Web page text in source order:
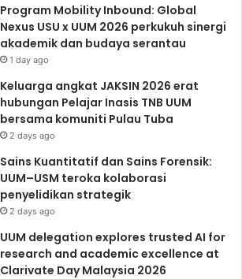
Program Mobility Inbound: Global
Nexus USU x UUM 2026 perkukuh sinergi
akademik dan budaya serantau
1 day ago
Keluarga angkat JAKSIN 2026 erat
hubungan Pelajar Inasis TNB UUM
bersama komuniti Pulau Tuba
2 days ago
Sains Kuantitatif dan Sains Forensik:
UUM–USM teroka kolaborasi
penyelidikan strategik
2 days ago
UUM delegation explores trusted AI for
research and academic excellence at
Clarivate Day Malaysia 2026